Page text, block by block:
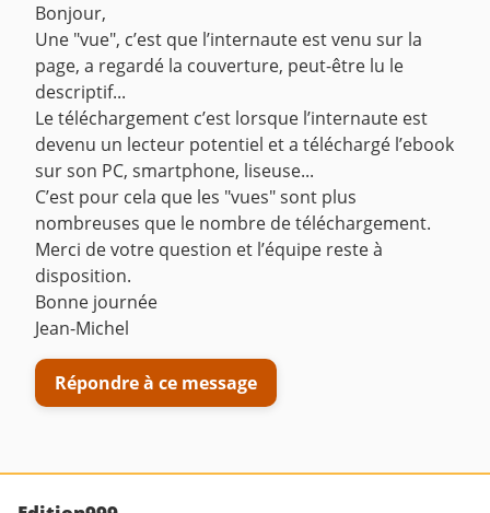
Bonjour,
Une "vue", c’est que l’internaute est venu sur la
page, a regardé la couverture, peut-être lu le
descriptif...
Le téléchargement c’est lorsque l’internaute est
devenu un lecteur potentiel et a téléchargé l’ebook
sur son PC, smartphone, liseuse...
C’est pour cela que les "vues" sont plus
nombreuses que le nombre de téléchargement.
Merci de votre question et l’équipe reste à
disposition.
Bonne journée
Jean-Michel
Répondre à ce message